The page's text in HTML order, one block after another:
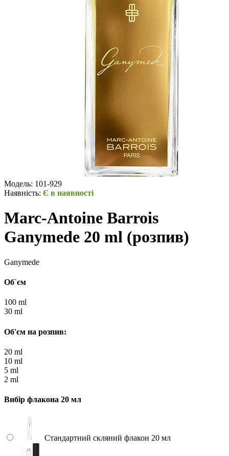
Модель: 101-929
Наявність: Є в наявності
Marc-Antoine Barrois
Ganymede 20 ml (розпив)
Ganymede
Об`єм
100 ml
30 ml
Об'єм на розпив:
20 ml
10 ml
5 ml
2 ml
Вибір флакона 20 мл
Стандартний скляний флакон 20 мл